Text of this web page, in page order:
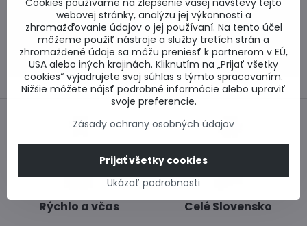
0948 987 787
Informácie k objednávkam
Po - Pi 8:00-15:00
info​@lacnestavanie​.sk
Bezpečný nákup
Rýchlo a včas Celé Slovensko
Cookies používame na zlepšenie vašej návštevy tejto
webovej stránky, analýzu jej výkonnosti a
zhromažďovanie údajov o jej používaní. Na tento účel
môžeme použiť nástroje a služby tretích strán a
zhromaždené údaje sa môžu preniesť k partnerom v EÚ,
USA alebo iných krajinách. Kliknutím na „Prijať všetky
cookies“ vyjadrujete svoj súhlas s týmto spracovaním.
Nižšie môžete nájsť podrobné informácie alebo upraviť
svoje preferencie.
Zásady ochrany osobných údajov
Ukázať podrobnosti
Prijať všetky cookies